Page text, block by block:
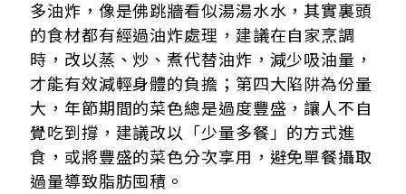
多油炸，像是佛跳牆看似湯湯水水，其實裏頭
的食材都有經過油炸處理，建議在自家烹調
時，改以蒸、炒、煮代替油炸，減少吸油量，
才能有效減輕身體的負擔；第四大陷阱為份量
大，年節期間的菜色總是過度豐盛，讓人不自
覺吃到撐，建議改以「少量多餐」的方式進
食，或將豐盛的菜色分次享用，避免單餐攝取
過量導致脂肪囤積。